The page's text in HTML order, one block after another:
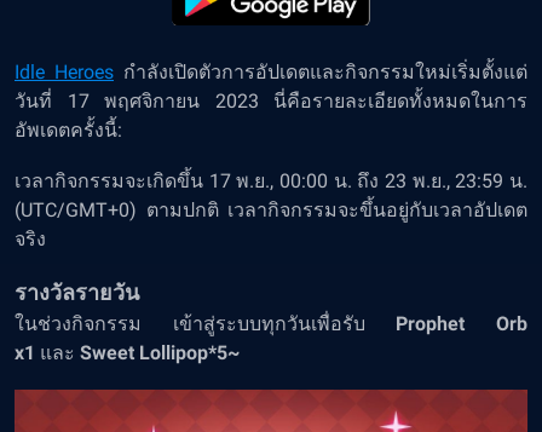
Idle Heroes กำลังเปิดตัวการอัปเดตและกิจกรรมใหม่เริ่มตั้งแต่
วันที่ 17 พฤศจิกายน 2023 นี่คือรายละเอียดทั้งหมดในการ
อัพเดตครั้งนี้:
เวลากิจกรรมจะเกิดขึ้น 17 พ.ย., 00:00 น. ถึง 23 พ.ย., 23:59 น.
(UTC/GMT+0) ตามปกติ เวลากิจกรรมจะขึ้นอยู่กับเวลาอัปเดต
จริง
รางวัลรายวัน
ในช่วงกิจกรรม เข้าสู่ระบบทุกวันเพื่อรับ Prophet Orb
x1 และ Sweet Lollipop*5~